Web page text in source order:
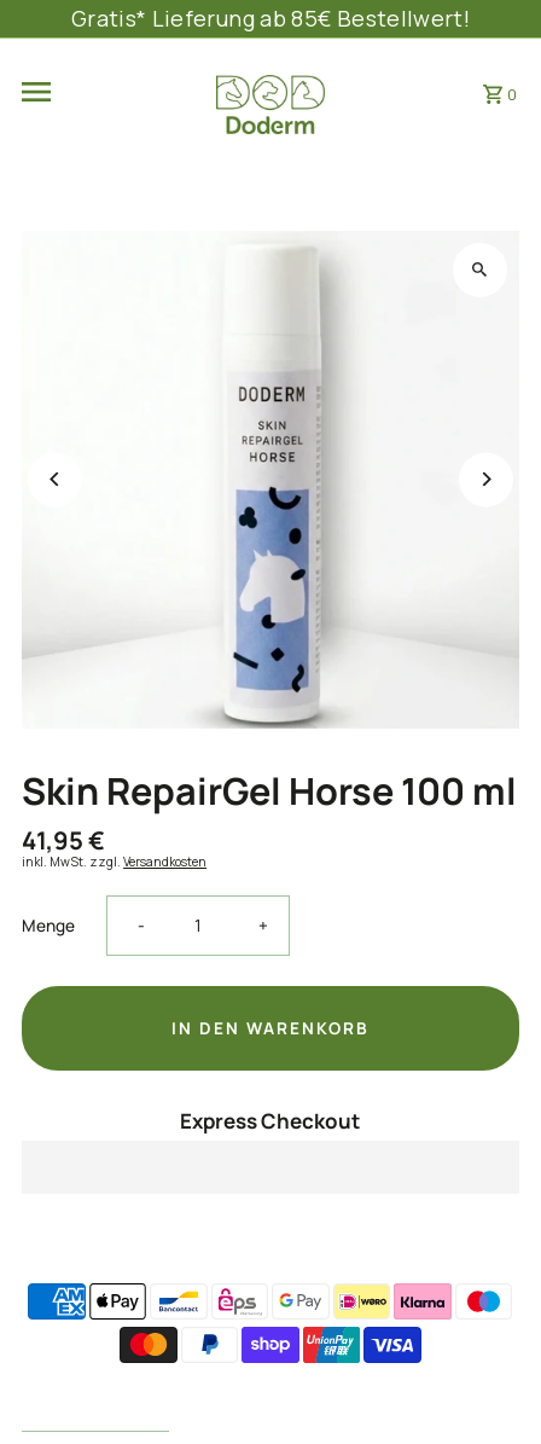
DIREKT ZUM INHALT
Gratis* Lieferung ab 85€ Bestellwert!
0
Skin RepairGel Horse 100 ml
41,95 €
inkl. MwSt. zzgl.Versandkosten
Menge Verringere
die
Menge
100
- Erhöhe
die
Menge
100
+
Express Checkout